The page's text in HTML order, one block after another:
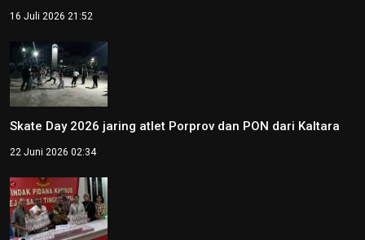
16 Juli 2026 21:52
Skate Day 2026 jaring atlet Porprov dan PON dari Kaltara
22 Juni 2026 02:34